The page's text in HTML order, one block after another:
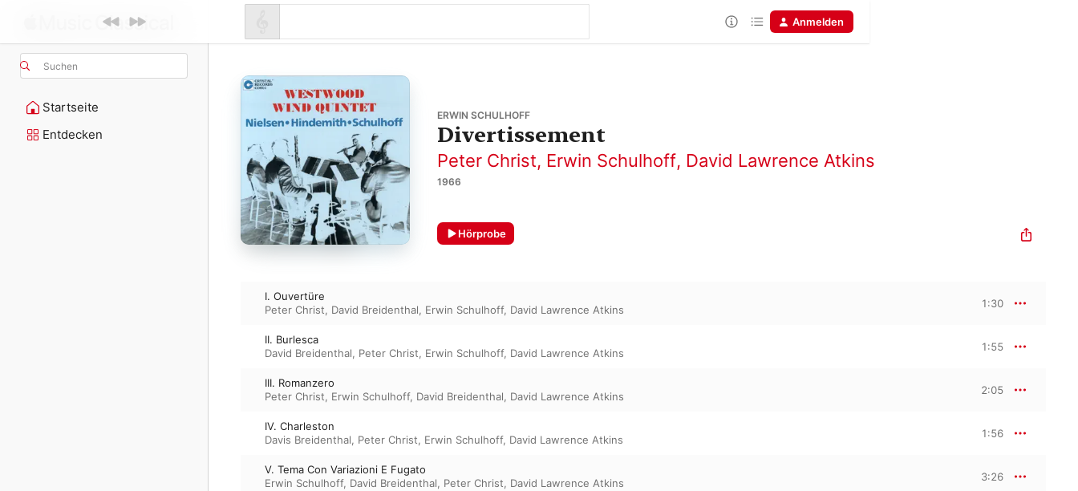
Suchen
Startseite
Entdecken
Anmelden
ERWIN SCHULHOFF
Divertissement
Peter Christ, Erwin Schulhoff, David Lawrence Atkins
1966
Hörprobe
I. Ouvertüre
Peter Christ, David Breidenthal, Erwin Schulhoff, David Lawrence Atkins
1:30
II. Burlesca
David Breidenthal, Peter Christ, Erwin Schulhoff, David Lawrence Atkins
1:55
III. Romanzero
Peter Christ, Erwin Schulhoff, David Breidenthal, David Lawrence Atkins
2:05
IV. Charleston
Davis Breidenthal, Peter Christ, Erwin Schulhoff, David Lawrence Atkins
1:56
V. Tema Con Variazioni E Fugato
Erwin Schulhoff, David Breidenthal, Peter Christ, David Lawrence Atkins
3:26